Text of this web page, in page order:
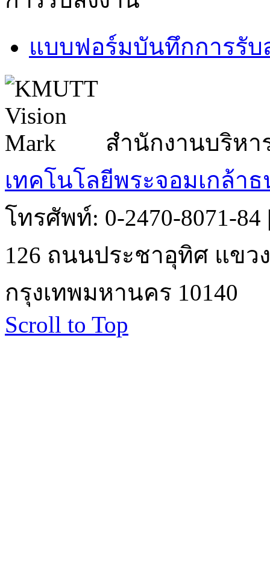
แบบฟอร์มบันทึกการรับ
สำนักงานบริห
เทคโนโลยีพระจอมเกล้า
โทรศัพท์: 0-2470-8071-84
126 ถนนประชาอุทิศ แขว
กรุงเทพมหานคร 10140
Scroll to Top